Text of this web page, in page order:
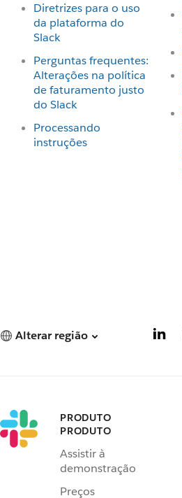
Diretrizes para o uso
da plataforma do
Slack
Perguntas frequentes:
Alterações na política
de faturamento justo
do Slack
Processando
instruções
Alterar região
PRODUTO
PRODUTO
Assistir à
demonstração
Preços